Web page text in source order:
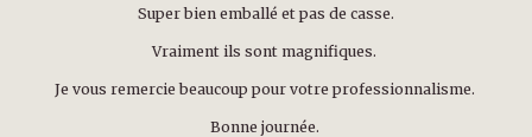
Super bien emballé et pas de casse.
Vraiment ils sont magnifiques.
Je vous remercie beaucoup pour votre professionnalisme.
Bonne journée.